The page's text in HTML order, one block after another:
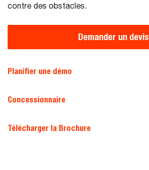
contre des obstacles.
Demander un devis
Planifier une démo
Concessionnaire
Télécharger la Brochure